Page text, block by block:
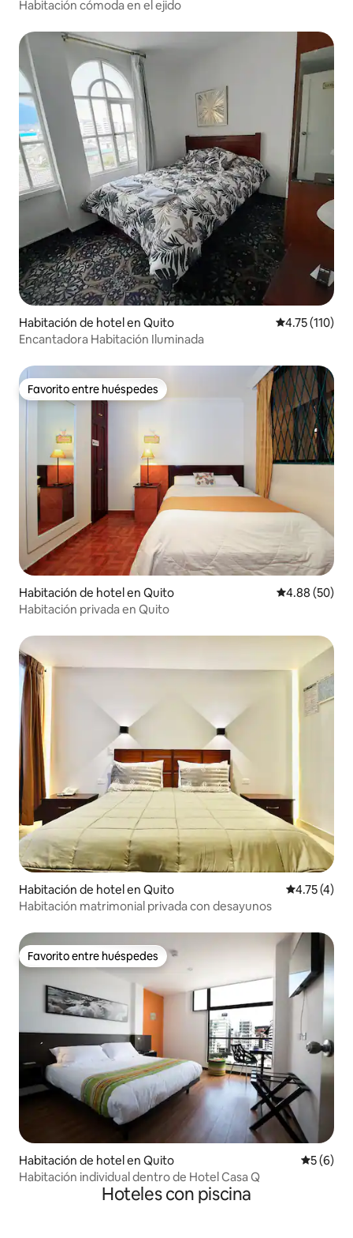
Habitación cómoda en el ejido
Habitación de hotel en Quito Calificación
4.75 (110)
Encantadora Habitación Iluminada
Favorito entre huéspedes
Favorito entre huéspedes
Habitación de hotel en Quito Calificación
4.88 (50)
Habitación privada en Quito
Habitación de hotel en Quito Calificación
4.75 (4)
Habitación matrimonial privada con desayunos
Favorito entre huéspedes
Favorito entre huéspedes
Habitación de hotel en Quito
5 (6)
Habitación individual dentro de Hotel Casa Q
Hoteles con piscina